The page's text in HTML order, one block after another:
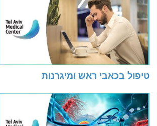
טיפול בכאבי ראש ומיגרנות